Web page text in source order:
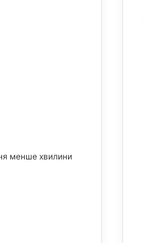
менше хвилини